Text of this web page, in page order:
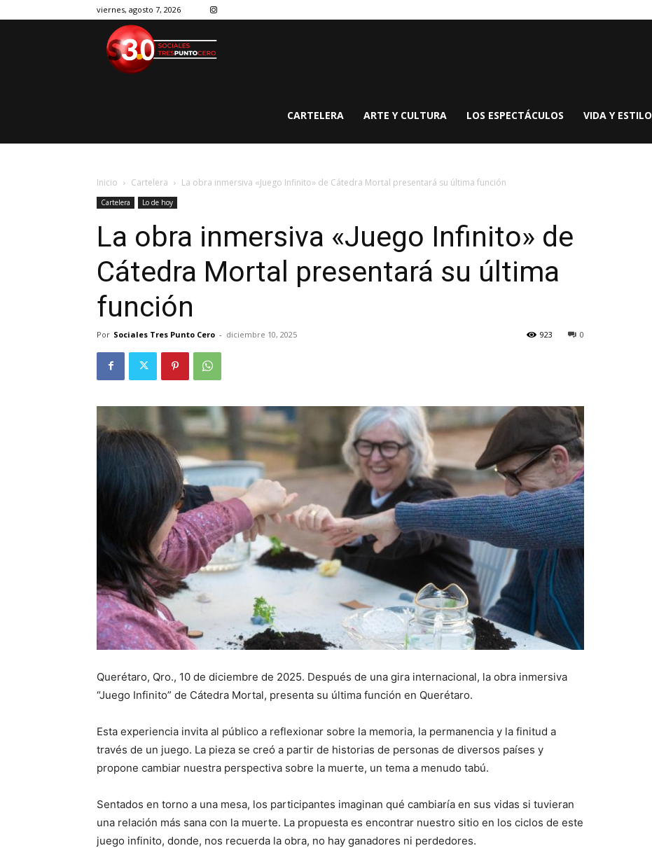
viernes, agosto 7, 2026
CARTELERA ARTE Y CULTURA LOS ESPECTÁCULOS VIDA Y ESTILO
Inicio Cartelera La obra inmersiva «Juego Infinito» de Cátedra Mortal presentará su última función
Cartelera Lo de hoy
La obra inmersiva «Juego Infinito» de
Cátedra Mortal presentará su última
función
Por Sociales Tres Punto Cero - diciembre 10, 2025 0
923
Querétaro, Qro., 10 de diciembre de 2025. Después de una gira internacional, la obra inmersiva
“Juego Infinito” de Cátedra Mortal, presenta su última función en Querétaro.
Esta experiencia invita al público a reflexionar sobre la memoria, la permanencia y la finitud a
través de un juego. La pieza se creó a partir de historias de personas de diversos países y
propone cambiar nuestra perspectiva sobre la muerte, un tema a menudo tabú.
Sentados en torno a una mesa, los participantes imaginan qué cambiaría en sus vidas si tuvieran
una relación más sana con la muerte. La propuesta es encontrar nuestro sitio en los ciclos de este
juego infinito, donde, nos recuerda la obra, no hay ganadores ni perdedores.